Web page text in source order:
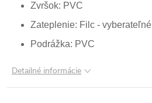
Zvršok: PVC
Zateplenie: Filc - vyberateľné
Podrážka: PVC
Detailné informácie